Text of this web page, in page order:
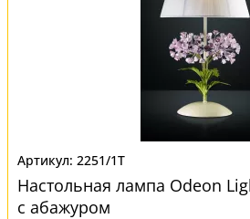
2251/1T
Настольная лампа Odeon
с абажуром